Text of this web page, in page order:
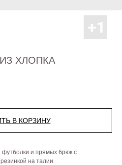
ХЛОПКА
В КОРЗИНУ
футболки и прямых брюк с
на талии.